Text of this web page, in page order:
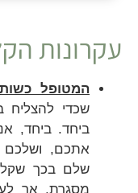
עקרונות
המטופל
שכדי להצליח
ביחד. ביחד,
אתכם,
שלם בכך שקל
מסגרת, אך